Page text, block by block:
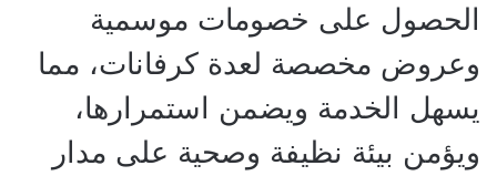
الحصول على خصومات موسمية
وعروض مخصصة لعدة كرفانات، مما
يسهل الخدمة ويضمن استمرارها،
ويؤمن بيئة نظيفة وصحية على مدار